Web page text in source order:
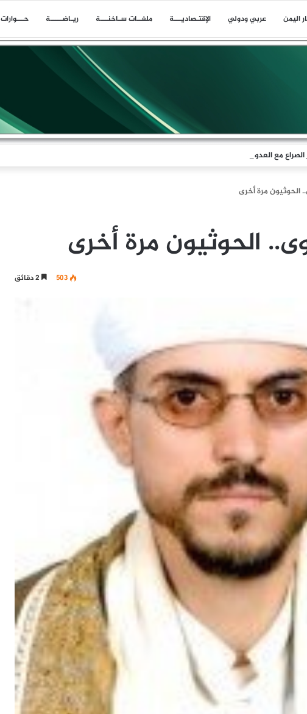
اليمن عربي ودولي اﻹقتـصاديـــة ملفــات سـاخنـــة ريـاضـــــة حـــوارات
مع العدو السعودي عقب ضربة الرويك والعبر والثنية والوديعة
الحوثيون مرة أخرى
الحوثيون مرة أخرى
503 2 دقائق